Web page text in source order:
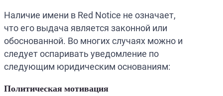
Наличие имени в Red Notice не означает,
что его выдача является законной или
обоснованной. Во многих случаях можно и
следует оспаривать уведомление по
следующим юридическим основаниям:
Политическая мотивация